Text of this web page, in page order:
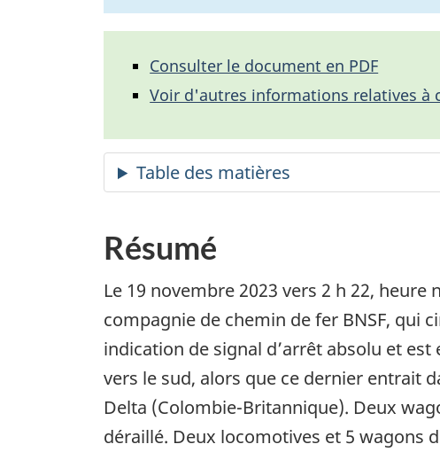
Consulter le document en PDF
Voir d'autres informations relatives à
Résumé
Le 19 novembre 2023 vers 2 h 22,
compagnie de chemin de fer BNSF, qui
indication de signal d’arrêt absolu et
vers le sud, alors que ce dernier entrait
Delta (Colombie-Britannique). Deux
déraillé. Deux locomotives et 5 wagons